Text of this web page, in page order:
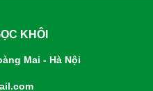
LIÊN HỆ
KHÔI
Mai - Hà Nội